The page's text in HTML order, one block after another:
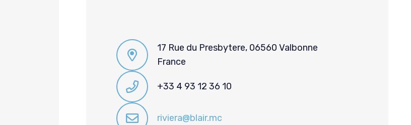
17 Rue du Presbytere, 06560 Valbonne
France
+33 4 93 12 36 10
riviera@blair.mc